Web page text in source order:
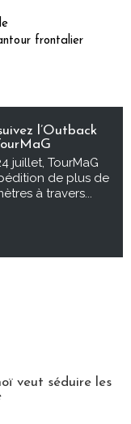
frontalier
l’Outback
juillet, TourMaG
de plus de
à travers...
veut séduire les